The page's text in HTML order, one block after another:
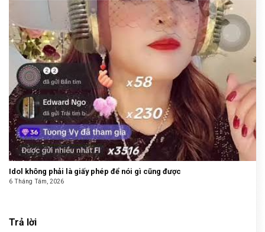
Idol không phải là giấy phép để nói gì cũng được
6 Tháng Tám, 2026
Trả lời